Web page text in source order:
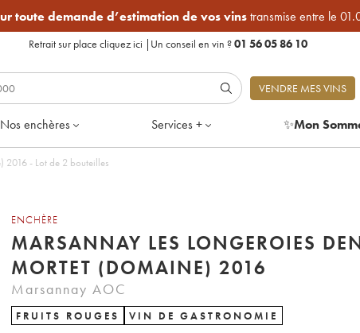
toute demande d’estimation de vos vinstransmise entre le
Retrait sur place cliquez ici | Un conseil en vin ?01 56 05 86 10
VENDRE MES VINS
Nos enchères Services + ✨Mon
2016 - Lot de 2 bouteilles
ENCHÈRE
MARSANNAY LES LONGEROIES
MORTET (DOMAINE) 2016
Marsannay AOC
FRUITS ROUGES VIN DE GASTRONOMIE